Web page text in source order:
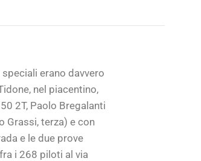
erano davvero
nel piacentino,
2T, Paolo Bregalanti
Grassi, terza) e con
e le due prove
i 268 piloti al via